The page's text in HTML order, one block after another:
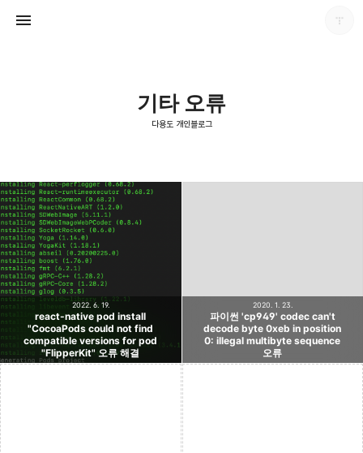
기타 오류
다용도 개인블로그
react-native pod install
"CocoaPods could not find
compatible versions for pod
"FlipperKit" 오류 해결
2022. 6. 19.
파이썬 'cp949' codec can't
decode byte 0xeb in position
0: illegal multibyte sequence
오류
2020. 1. 23.
다용도 개인블로그